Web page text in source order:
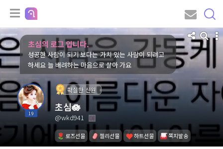
초심의 로그 입니다.
성공한 사람이 되기 보다는 가치 있는 사람이 되려고
하세요 늘 배려하는 마음으로 살아 가요
19
확실한 신원
초심🪷
@wkd941
로즈선물 젤리선물 하트선물 쪽지발송